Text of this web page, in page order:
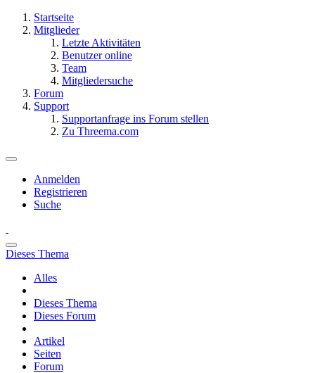
Startseite
Mitglieder
Letzte Aktivitäten
Benutzer online
Team
Mitgliedersuche
Forum
Support
Supportanfrage ins Forum stellen
Zu Threema.com
Anmelden
Registrieren
Suche
Dieses Thema
Alles
Dieses Thema
Dieses Forum
Artikel
Seiten
Forum